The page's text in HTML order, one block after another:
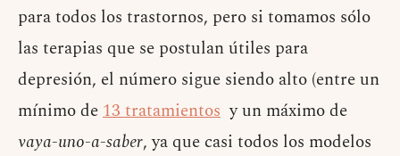
para todos los trastornos, pero si tomamos sólo
las terapias que se postulan útiles para
depresión, el número sigue siendo alto (entre un
mínimo de13 tratamientos y un máximo de
vaya-uno-a-saber, ya que casi todos los modelos